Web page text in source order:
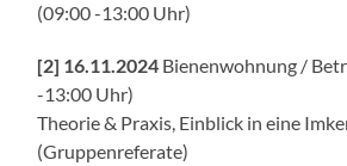
(09:00 -13:00 Uhr)
[2] 16.11.2024 Bienenwohnung /
-13:00 Uhr)
Theorie & Praxis, Einblick in eine
(Gruppenreferate)